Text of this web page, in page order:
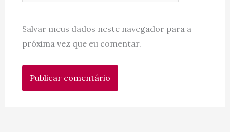
Salvar meus dados neste navegador para a
próxima vez que eu comentar.